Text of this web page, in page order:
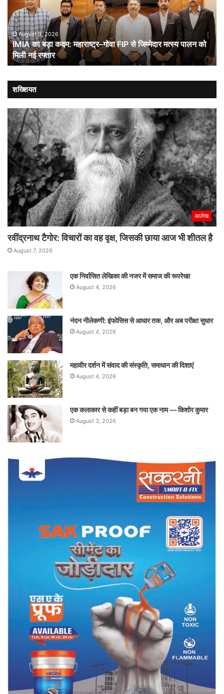
महाराष्ट्र–
गोवा
FIP
से
जिम्मेदार
मत्स्य
पालन
मिली
नई
रफ्तार
August 9, 2026
IMIA का बड़ा कदम: महाराष्ट्र–गोवा FIP से जिम्मेदार मत्स्य पालन को
मिली नई रफ्तार
शख्शियत
आलेख
रवींद्रनाथ टैगोर: विचारों का वह वृक्ष, जिसकी छाया आज भी शीतल है
August 7, 2026
एक निर्वासित लेखिका की नजर में समाज की रूपरेखा
August 4, 2026
नंदन नीलेकणी: इंफोसिस से आधार तक, और अब परीक्षा सुधार
August 4, 2026
महावीर दर्शन में संवाद की संस्कृति, समाधान की दिशाएं
August 4, 2026
एक कलाकार से कहीं बड़ा बन गया एक नाम — किशोर कुमार
August 3, 2026